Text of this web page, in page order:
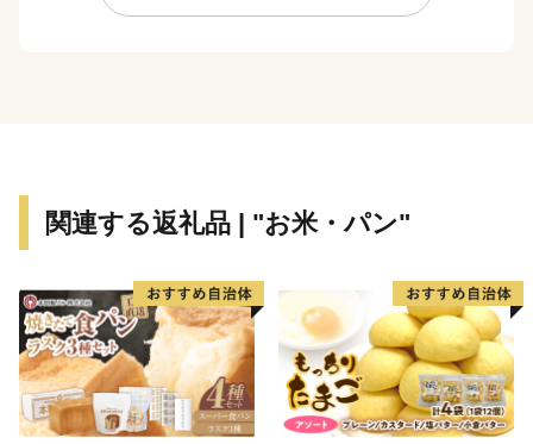
かつては松尾芭蕉や司馬遼太郎など、「旅の達人」と呼
す。
今も昔も人々が集い、行き交う街。岩沼市へようこそ！
関連する返礼品 | "お米・パン"